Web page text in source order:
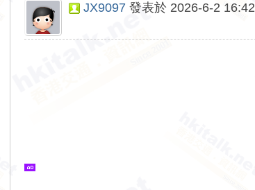
JX9097 發表於 2026-6-2 16:42